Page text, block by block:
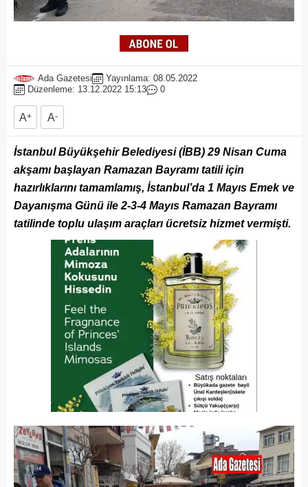
Ada Gazetesi
Yayınlama: 08.05.2022
Düzenleme: 13.12.2022 15:13
0
A+ A-
İstanbul Büyükşehir Belediyesi (İBB) 29 Nisan Cuma
akşamı başlayan Ramazan Bayramı tatili için
hazırlıklarını tamamlamış, İstanbul’da 1 Mayıs Emek ve
Dayanışma Günü ile 2-3-4 Mayıs Ramazan Bayramı
tatilinde toplu ulaşım araçları ücretsiz hizmet vermişti.